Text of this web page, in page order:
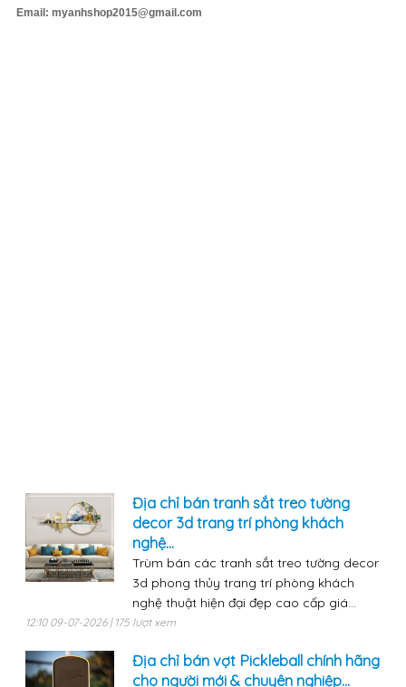
Email: myanhshop2015@gmail.com
Địa chỉ bán tranh sắt treo tường
decor 3d trang trí phòng khách
nghệ...
Trùm bán các tranh sắt treo tường decor
3d phong thủy trang trí phòng khách
nghệ thuật hiện đại đẹp cao cấp giá...
12:10 09-07-2026 | 175 lượt xem
Địa chỉ bán vợt Pickleball chính hãng
cho người mới & chuyên nghiệp...